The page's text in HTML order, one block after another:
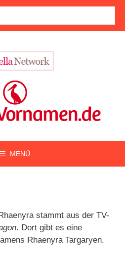
MENÜ
stammt aus der TV-
. Dort gibt es eine
Rhaenyra Targaryen.